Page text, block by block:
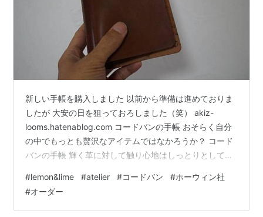
新しい手帳を購入しました 以前から準備は進めておりま
したが 大安の日を狙っておろしました（笑） akiz-
looms.hatenablog.com コードバンの手帳 おそらく自分
の中でもっとも贅沢なアイテムではなかろうか？ コード
バンの手帳 輝く革に対して触り心地はしっとりとしてな
す 音はギュウですが革は馬です←はぁ？ 今回購入したの
は アトリエ Lemon&Limes さん atelier-lemon-lime.com
東京で活動されてる作り手さんです。店舗は構えておら
#lemon&lime #atelier #コードバン #ホーウィン社
#オーダー